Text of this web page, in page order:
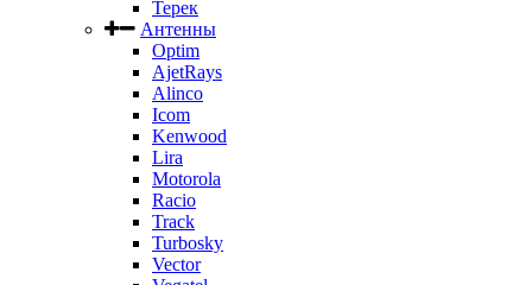
Терек
Антенны
Optim
AjetRays
Alinco
Icom
Kenwood
Lira
Motorola
Racio
Track
Turbosky
Vector